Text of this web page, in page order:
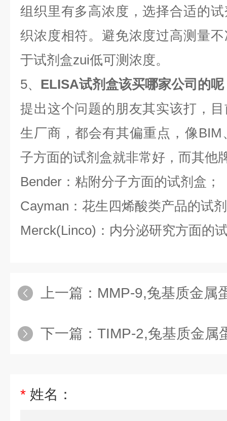
组织里有多高浓度，选择合适的
织浓度相符。避免浓度过高测量
于试剂盒zui低可测浓度。
5、 ELISA试剂盒该买哪家公司的呢
提出这个问题的朋友其实该打，
生厂商，都会有其偏重点，像
子方面的试剂盒就非常好，而其他
Bender：粘附分子方面的试剂盒；
Cayman：花生四烯酸类产品的试
Merck(Linco)：内分泌研究方面的
上一篇： MMP-9,兔基质金属蛋白
下一篇： TIMP-2,兔基质金属蛋白
* 姓名：